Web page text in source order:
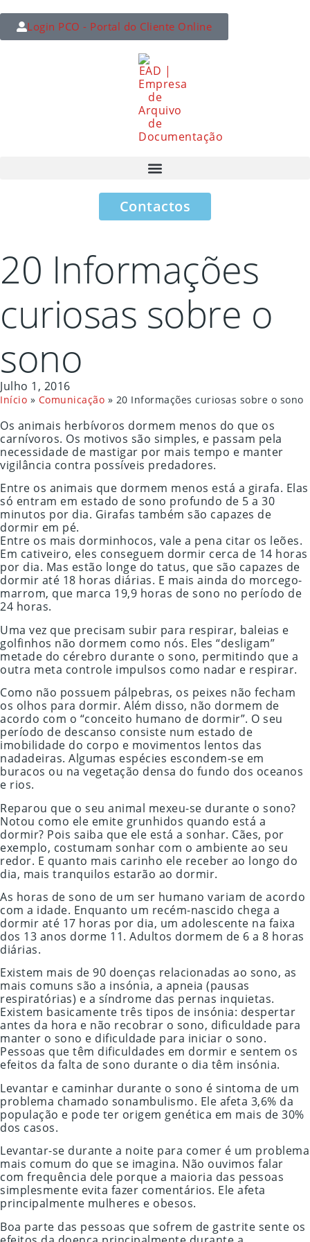
Login PCO - Portal do Cliente Online
Contactos
20 Informações
curiosas sobre o
sono
Julho 1, 2016
Início » Comunicação » 20 Informações curiosas sobre o sono
Os animais herbívoros dormem menos do que os
carnívoros. Os motivos são simples, e passam pela
necessidade de mastigar por mais tempo e manter
vigilância contra possíveis predadores.
Entre os animais que dormem menos está a girafa. Elas
só entram em estado de sono profundo de 5 a 30
minutos por dia. Girafas também são capazes de
dormir em pé.
Entre os mais dorminhocos, vale a pena citar os leões.
Em cativeiro, eles conseguem dormir cerca de 14 horas
por dia. Mas estão longe do tatus, que são capazes de
dormir até 18 horas diárias. E mais ainda do morcego-
marrom, que marca 19,9 horas de sono no período de
24 horas.
Uma vez que precisam subir para respirar, baleias e
golfinhos não dormem como nós. Eles “desligam”
metade do cérebro durante o sono, permitindo que a
outra meta controle impulsos como nadar e respirar.
Como não possuem pálpebras, os peixes não fecham
os olhos para dormir. Além disso, não dormem de
acordo com o “conceito humano de dormir”. O seu
período de descanso consiste num estado de
imobilidade do corpo e movimentos lentos das
nadadeiras. Algumas espécies escondem-se em
buracos ou na vegetação densa do fundo dos oceanos
e rios.
Reparou que o seu animal mexeu-se durante o sono?
Notou como ele emite grunhidos quando está a
dormir? Pois saiba que ele está a sonhar. Cães, por
exemplo, costumam sonhar com o ambiente ao seu
redor. E quanto mais carinho ele receber ao longo do
dia, mais tranquilos estarão ao dormir.
As horas de sono de um ser humano variam de acordo
com a idade. Enquanto um recém-nascido chega a
dormir até 17 horas por dia, um adolescente na faixa
dos 13 anos dorme 11. Adultos dormem de 6 a 8 horas
diárias.
Existem mais de 90 doenças relacionadas ao sono, as
mais comuns são a insónia, a apneia (pausas
respiratórias) e a síndrome das pernas inquietas.
Existem basicamente três tipos de insónia: despertar
antes da hora e não recobrar o sono, dificuldade para
manter o sono e dificuldade para iniciar o sono.
Pessoas que têm dificuldades em dormir e sentem os
efeitos da falta de sono durante o dia têm insónia.
Levantar e caminhar durante o sono é sintoma de um
problema chamado sonambulismo. Ele afeta 3,6% da
população e pode ter origem genética em mais de 30%
dos casos.
Levantar-se durante a noite para comer é um problema
mais comum do que se imagina. Não ouvimos falar
com frequência dele porque a maioria das pessoas
simplesmente evita fazer comentários. Ele afeta
principalmente mulheres e obesos.
Boa parte das pessoas que sofrem de gastrite sente os